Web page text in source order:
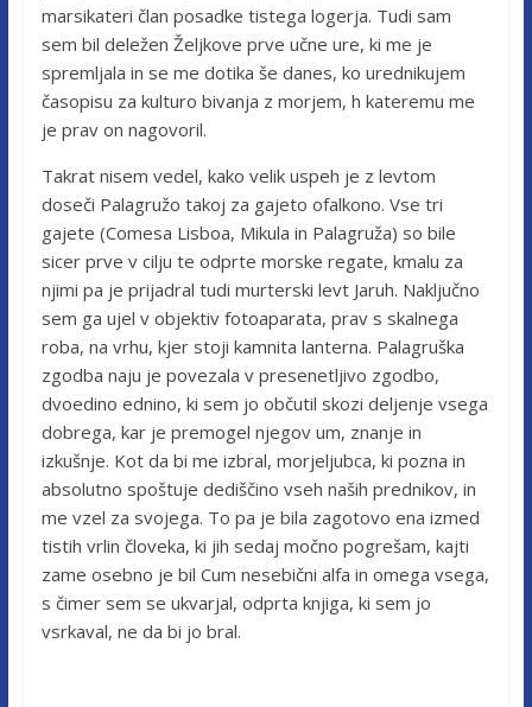
marsikateri član posadke tistega logerja. Tudi sam
sem bil deležen Željkove prve učne ure, ki me je
spremljala in se me dotika še danes, ko urednikujem
časopisu za kulturo bivanja z morjem, h kateremu me
je prav on nagovoril.
Takrat nisem vedel, kako velik uspeh je z levtom
doseči Palagružo takoj za gajeto ofalkono. Vse tri
gajete (Comesa Lisboa, Mikula in Palagruža) so bile
sicer prve v cilju te odprte morske regate, kmalu za
njimi pa je prijadral tudi murterski levt Jaruh. Naključno
sem ga ujel v objektiv fotoaparata, prav s skalnega
roba, na vrhu, kjer stoji kamnita lanterna. Palagruška
zgodba naju je povezala v presenetljivo zgodbo,
dvoedino ednino, ki sem jo občutil skozi deljenje vsega
dobrega, kar je premogel njegov um, znanje in
izkušnje. Kot da bi me izbral, morjeljubca, ki pozna in
absolutno spoštuje dediščino vseh naših prednikov, in
me vzel za svojega. To pa je bila zagotovo ena izmed
tistih vrlin človeka, ki jih sedaj močno pogrešam, kajti
zame osebno je bil Cum nesebični alfa in omega vsega,
s čimer sem se ukvarjal, odprta knjiga, ki sem jo
vsrkaval, ne da bi jo bral.